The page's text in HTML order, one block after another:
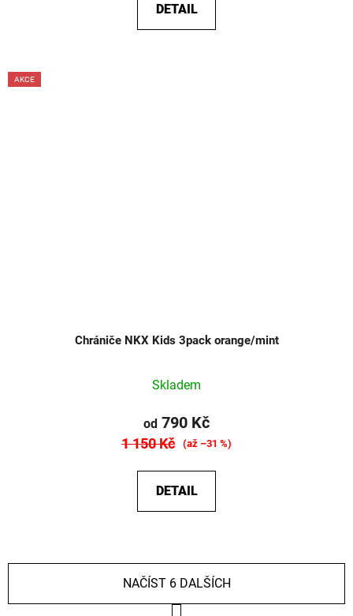
DETAIL
AKCE
Chrániče NKX Kids 3pack orange/mint
Skladem
od 790 Kč
1 150 Kč (až –31 %)
DETAIL
NAČÍST 6 DALŠÍCH